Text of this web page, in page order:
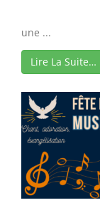
une ...
Lire La Suite…